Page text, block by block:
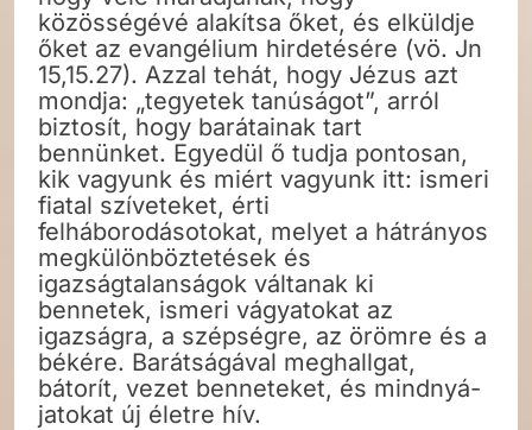
közösségévé alakítsa őket, és elküldje
őket az evangélium hirdetésére (vö. Jn
15,15.27). Azzal tehát, hogy Jézus azt
mondja: „tegyetek tanúságot”, arról
biztosít, hogy barátainak tart
bennünket. Egyedül ő tudja pontosan,
kik vagyunk és miért vagyunk itt: ismeri
fiatal szíveteket, érti
felháborodásotokat, melyet a hátrányos
megkülönböztetések és
igazságtalanságok váltanak ki
bennetek, ismeri vágyatokat az
igazságra, a szépségre, az örömre és a
békére. Barátságával meghallgat,
bátorít, vezet benneteket, és mindnyá­
jatokat új életre hív.